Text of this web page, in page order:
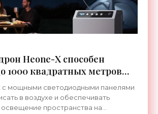
Heone-X способен
1000 квадратных метров
с мощными светодиодными панелями
в воздухе и обеспечивать
пространства на